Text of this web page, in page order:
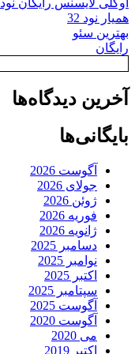
همیار نود 32
بهترین سئو
رایگان
آخرین دیدگاه‌ها
بایگانی‌ها
آگوست 2026
جولای 2026
ژوئن 2026
فوریه 2026
ژانویه 2026
دسامبر 2025
نوامبر 2025
اکتبر 2025
سپتامبر 2025
آگوست 2025
آگوست 2020
می 2020
اکتبر 2019